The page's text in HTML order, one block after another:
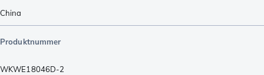
China
Produktnummer
WKWE18046D-2